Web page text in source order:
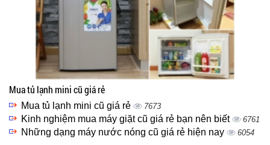
Mua tủ lạnh mini cũ giá rẻ
Mua tủ lạnh mini cũ giá rẻ 7673
Kinh nghiệm mua máy giặt cũ giá rẻ bạn nên biết 6761
Những dạng máy nước nóng cũ giá rẻ hiện nay 6054